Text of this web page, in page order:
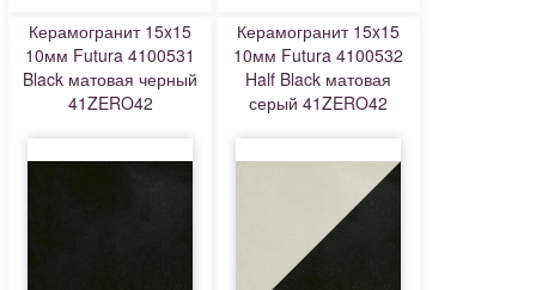
Керамогранит 15x15
10мм Futura 4100531
Black матовая черный
41ZERO42
Керамогранит 15x15
10мм Futura 4100532
Half Black матовая
серый 41ZERO42